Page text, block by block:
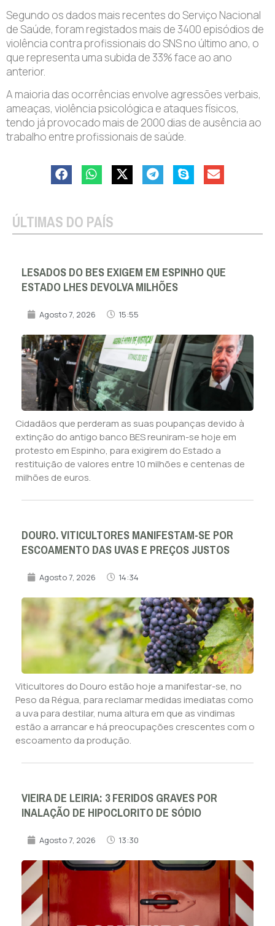
Segundo os dados mais recentes do Serviço Nacional
de Saúde, foram registados mais de 3400 episódios de
violência contra profissionais do SNS no último ano, o
que representa uma subida de 33% face ao ano
anterior.
A maioria das ocorrências envolve agressões verbais,
ameaças, violência psicológica e ataques físicos,
tendo já provocado mais de 2000 dias de ausência ao
trabalho entre profissionais de saúde.
ÚLTIMAS DO PAÍS
LESADOS DO BES EXIGEM EM ESPINHO QUE
ESTADO LHES DEVOLVA MILHÕES
Agosto 7, 2026 15:55
Cidadãos que perderam as suas poupanças devido à
extinção do antigo banco BES reuniram-se hoje em
protesto em Espinho, para exigirem do Estado a
restituição de valores entre 10 milhões e centenas de
milhões de euros.
DOURO. VITICULTORES MANIFESTAM-SE POR
ESCOAMENTO DAS UVAS E PREÇOS JUSTOS
Agosto 7, 2026 14:34
Viticultores do Douro estão hoje a manifestar-se, no
Peso da Régua, para reclamar medidas imediatas como
a uva para destilar, numa altura em que as vindimas
estão a arrancar e há preocupações crescentes com o
escoamento da produção.
VIEIRA DE LEIRIA: 3 FERIDOS GRAVES POR
INALAÇÃO DE HIPOCLORITO DE SÓDIO
Agosto 7, 2026 13:30